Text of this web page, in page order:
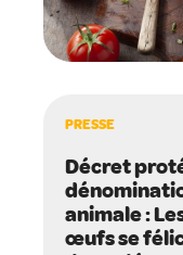
PRESSE
Décret
animale :
œufs se